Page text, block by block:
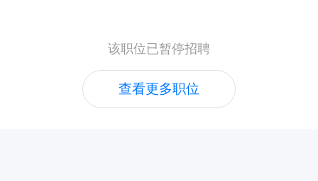
该职位已暂停招聘
查看更多职位